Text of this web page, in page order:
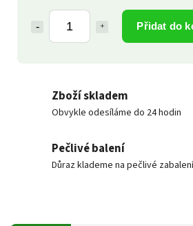
Přidat do
Zboží skladem
Obvykle odesíláme do 24 hodin
Pečlivé balení
Důraz klademe na pečlivé